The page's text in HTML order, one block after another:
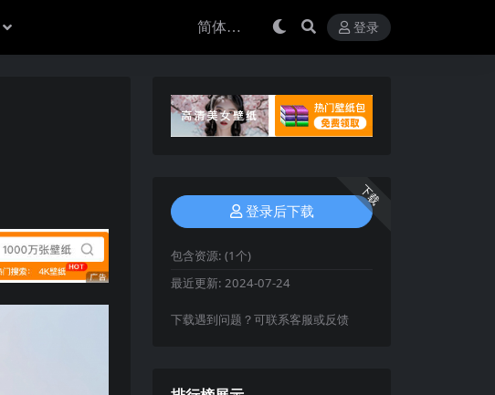
登录
下载
登录后下载
包含资源: (1个)
最近更新: 2024-07-24
下载遇到问题？可联系客服或反馈